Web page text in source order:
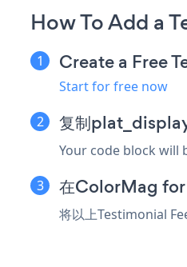
How To Add a
Create a Free
Start for free now
复制
Your code block will
在ColorMag for
将以上Testimonial